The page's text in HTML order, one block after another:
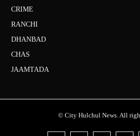
CRIME
RANCHI
DHANBAD
CHAS
JAAMTADA
© City Hulchul News. All